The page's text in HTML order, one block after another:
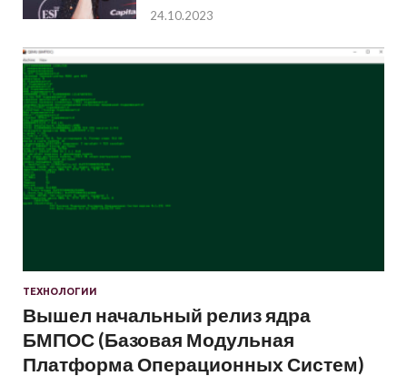
24.10.2023
ТЕХНОЛОГИИ
Вышел начальный релиз ядра
БМПОС (Базовая Модульная
Платформа Операционных Систем)